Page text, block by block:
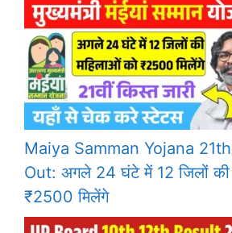
Maiya Samman Yojana
Out: अगले 24 घंटे में 12 जिलों की
₹2500 मिलेंगे